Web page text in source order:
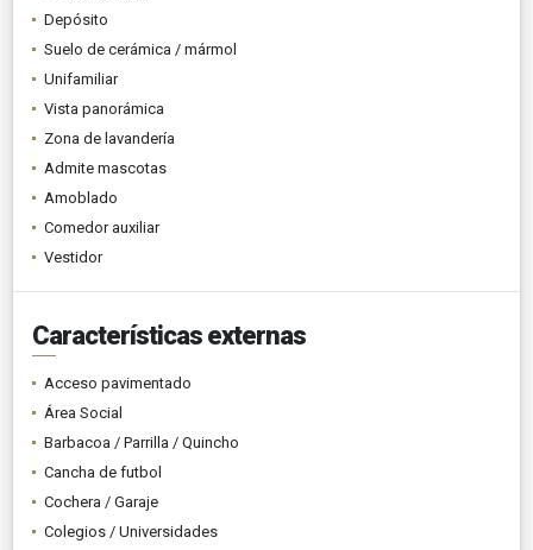
Depósito
Suelo de cerámica / mármol
Unifamiliar
Vista panorámica
Zona de lavandería
Admite mascotas
Amoblado
Comedor auxiliar
Vestidor
Características externas
Acceso pavimentado
Área Social
Barbacoa / Parrilla / Quincho
Cancha de futbol
Cochera / Garaje
Colegios / Universidades